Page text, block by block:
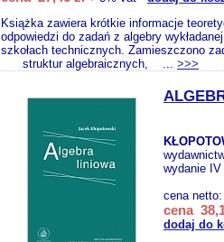
Książka zawiera krótkie informacje
odpowiedzi do zadań z algebry
szkołach technicznych. Zamieszczono
struktur algebraicznych, ... >>>
wydanie IV
cena
cena
dodaj do